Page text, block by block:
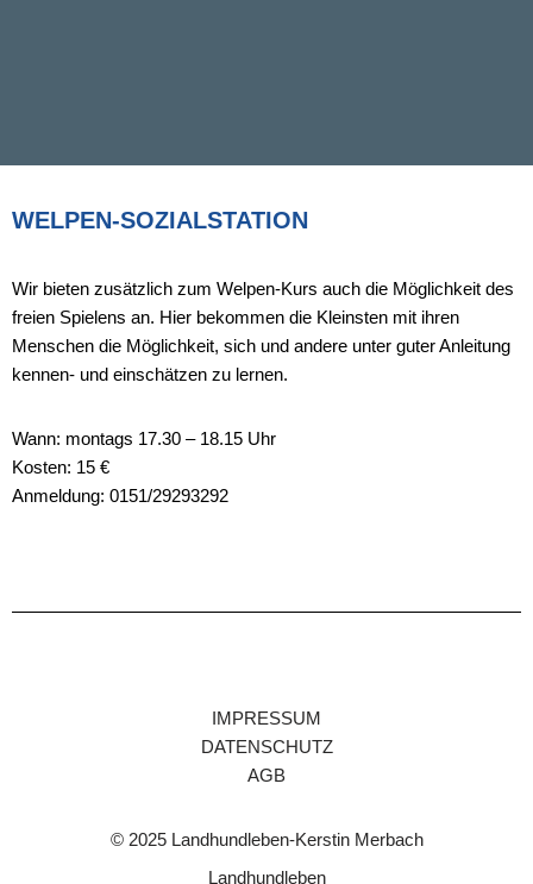
WELPEN-SOZIALSTATION
Wir bieten zusätzlich zum Welpen-Kurs auch die Möglichkeit des
freien Spielens an. Hier bekommen die Kleinsten mit ihren
Menschen die Möglichkeit, sich und andere unter guter Anleitung
kennen- und einschätzen zu lernen.
Wann: montags 17.30 – 18.15 Uhr
Kosten: 15 €
Anmeldung: 0151/29293292
IMPRESSUM
DATENSCHUTZ
AGB
© 2025 Landhundleben-Kerstin Merbach
Landhundleben